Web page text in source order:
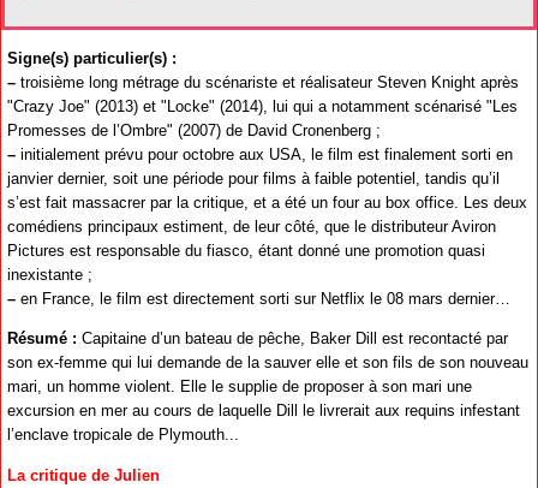
Signe(s) particulier(s) :
– troisième long métrage du scénariste et réalisateur Steven Knight après
"Crazy Joe" (2013) et "Locke" (2014), lui qui a notamment scénarisé "Les
Promesses de l’Ombre" (2007) de David Cronenberg ;
– initialement prévu pour octobre aux USA, le film est finalement sorti en
janvier dernier, soit une période pour films à faible potentiel, tandis qu’il
s’est fait massacrer par la critique, et a été un four au box office. Les deux
comédiens principaux estiment, de leur côté, que le distributeur Aviron
Pictures est responsable du fiasco, étant donné une promotion quasi
inexistante ;
– en France, le film est directement sorti sur Netflix le 08 mars dernier…
Résumé : Capitaine d’un bateau de pêche, Baker Dill est recontacté par
son ex-femme qui lui demande de la sauver elle et son fils de son nouveau
mari, un homme violent. Elle le supplie de proposer à son mari une
excursion en mer au cours de laquelle Dill le livrerait aux requins infestant
l’enclave tropicale de Plymouth...
La critique de Julien